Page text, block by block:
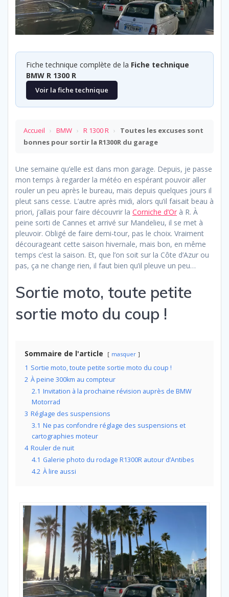
Fiche technique complète de la Fiche technique
BMW R 1300 R
Voir la fiche technique
Accueil › BMW › R 1300 R ›
Toutes les excuses sont
bonnes pour sortir la R1300R du garage
Une semaine qu’elle est dans mon garage. Depuis, je passe
mon temps à regarder la météo en espérant pouvoir aller
rouler un peu après le bureau, mais depuis quelques jours il
pleut sans cesse. L’autre après midi, alors qu’il faisait beau à
priori, j’allais pour faire découvrir la Corniche d’Or à R. À
peine sorti de Cannes et arrivé sur Mandelieu, il se met à
pleuvoir. Obligé de faire demi-tour, pas le choix. Vraiment
décourageant cette saison hivernale, mais bon, en même
temps c’est la saison. Et, que l’on soit sur la Côte d’Azur ou
pas, ça ne change rien, il faut bien qu’il pleuve un peu…
Sortie moto, toute petite
sortie moto du coup !
Sommaire de l'article masquer
1 Sortie moto, toute petite sortie moto du coup !
2 À peine 300km au compteur
2.1 Invitation à la prochaine révision auprès de BMW
Motorrad
3 Réglage des suspensions
3.1 Ne pas confondre réglage des suspensions et
cartographies moteur
4 Rouler de nuit
4.1 Galerie photo du rodage R1300R autour d’Antibes
4.2 À lire aussi